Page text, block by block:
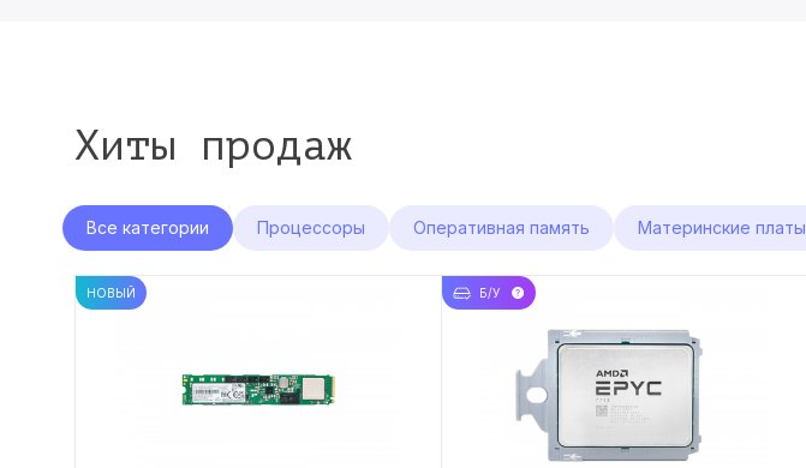
Хиты продаж
Все категории Процессоры Оперативная память Материнские платы
НОВЫЙ Б/У